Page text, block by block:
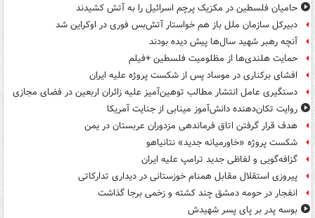
حامیان فلسطین در مکزیک پرچم اسرائیل را به آتش کشیدند
دبیرکل سازمان ملل باز هم خواستار آتش‌بس فوری در اوکراین شد
آنچه رهبر شهید سال‌ها پیش دیده بودند
حمایت هلندی‌ها از مظلومیت فلسطین +فیلم
افشای برکناری در موساد پس از شکست پروژه علیه ایران
دستگیری عامل انتشار مطالب توهین‌آمیز علیه زائران اربعین در فضای مجازی
روایت تکان‌دهنده دانش‌آموز مینابی از جنایت آمریکا
هدف قرار گرفتن اتاق‌ فرماندهی مزدوران عربستان در یمن
شکست پروژه «خاورمیانه جدید» نتانیاهو
گزافه‌گویی و لفاظی جدید ترامپ علیه ایران
پیروزی استقلال مقابل همنام خوزستانی در دیداری تدارکاتی
انفجار در حومه دمشق چند کشته و زخمی برجا گذاشت
بوسه‌ پدر بر پای پسر شهیدش